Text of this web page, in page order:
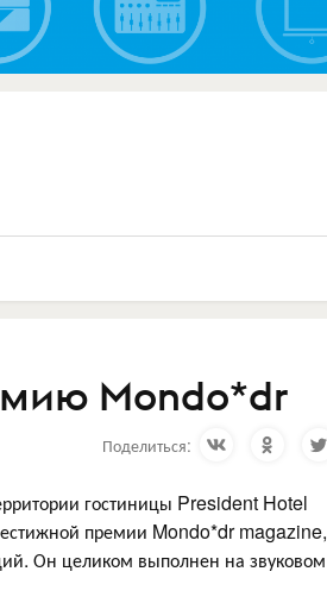
Mondo*dr
Поделиться:
гостиницы President Hotel
премии Mondo*dr magazine,
Он целиком выполнен на звуковом